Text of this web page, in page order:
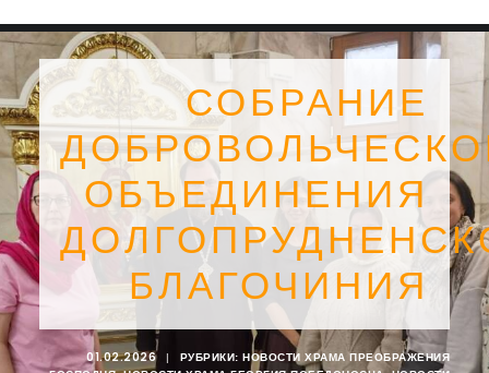
СОБРАНИЕ
ОБЪЕДИНЕНИЯ
БЛАГОЧИНИЯ
01.02.2026 | РУБРИКИ: НОВОСТИ ХРАМА ПРЕОБРАЖЕНИЯ